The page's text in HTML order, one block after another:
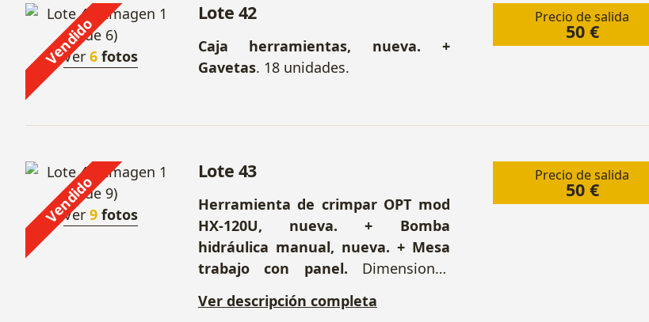
Vendido
Ver6 fotos
Precio de salida
50 €
Lote 42
Caja herramientas, nueva. +
Gavetas. 18 unidades.
Vendido
Ver9 fotos
Precio de salida
50 €
Lote 43
Herramienta de crimpar OPT mod
HX-120U, nueva. + Bomba
hidráulica manual, nueva. + Mesa
trabajo con panel. Dimensiones
1100 x 500 mm.
Ver descripción completa